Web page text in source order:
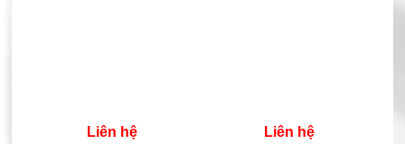
Liên hệ Liên hệ